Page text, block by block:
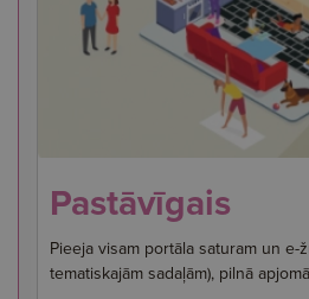
Pastāvīgais
Pieeja visam portāla saturam un e-
tematiskajām sadaļām), pilnā